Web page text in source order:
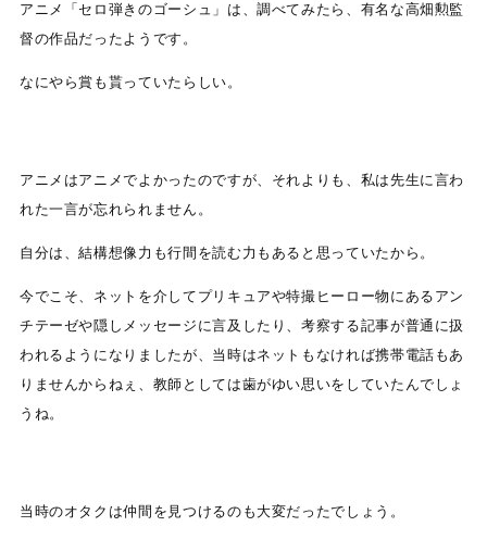
アニメ「セロ弾きのゴーシュ」は、調べてみたら、有名な高畑勲監
督の作品だったようです。
なにやら賞も貰っていたらしい。
アニメはアニメでよかったのですが、それよりも、私は先生に言わ
れた一言が忘れられません。
自分は、結構想像力も行間を読む力もあると思っていたから。
今でこそ、ネットを介してプリキュアや特撮ヒーロー物にあるアン
チテーゼや隠しメッセージに言及したり、考察する記事が普通に扱
われるようになりましたが、当時はネットもなければ携帯電話もあ
りませんからねぇ、教師としては歯がゆい思いをしていたんでしょ
うね。
当時のオタクは仲間を見つけるのも大変だったでしょう。